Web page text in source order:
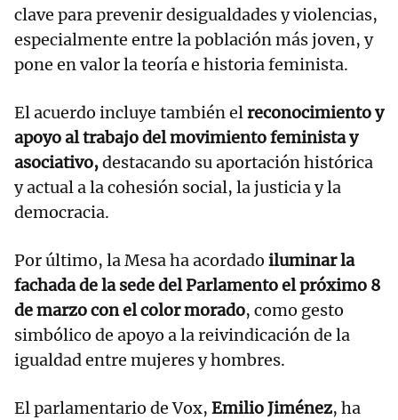
clave para prevenir desigualdades y violencias,
especialmente entre la población más joven, y
pone en valor la teoría e historia feminista.
El acuerdo incluye también elreconocimiento y
apoyo al trabajo del movimiento feminista y
asociativo,destacando su aportación histórica
y actual a la cohesión social, la justicia y la
democracia.
Por último, la Mesa ha acordado iluminar la
fachada de la sede del Parlamento el próximo 8
de marzo con el color morado, como gesto
simbólico de apoyo a la reivindicación de la
igualdad entre mujeres y hombres.
El parlamentario de Vox, Emilio Jiménez, ha